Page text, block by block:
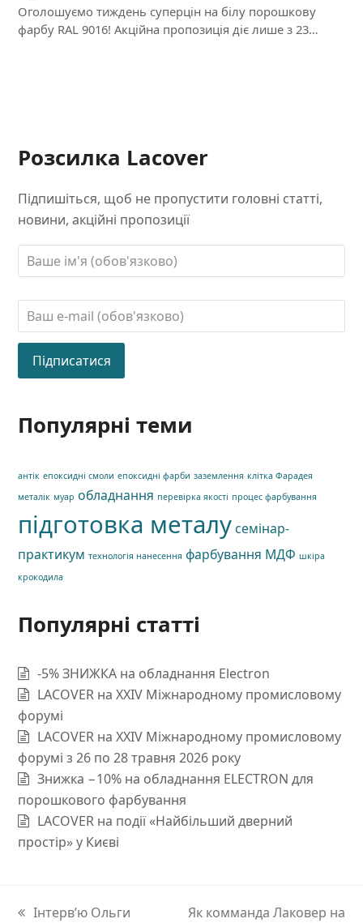
Оголошуємо тиждень суперцін на білу порошкову
фарбу RAL 9016! Акційна пропозиція діє лише з 23…
Розсилка Lacover
Підпишіться, щоб не пропустити головні статті,
новини, акційні пропозиції
Популярні теми
антік епоксидні смоли епоксидні фарби заземлення клітка Фарадея
металік муар обладнання перевірка якості процес фарбування
підготовка металу семінар-
практикум технологія нанесення фарбування МДФ шкіра
крокодила
Популярні статті
-5% ЗНИЖКА на обладнання Electron
LACOVER на XXIV Міжнародному промисловому
форумі
LACOVER на XXIV Міжнародному промисловому
форумі з 26 по 28 травня 2026 року
Знижка −10% на обладнання ELECTRON для
порошкового фарбування
LACOVER на події «Найбільший дверний
простір» у Києві
previous
Інтерв’ю Ольги
next
Як комманда Лаковер на